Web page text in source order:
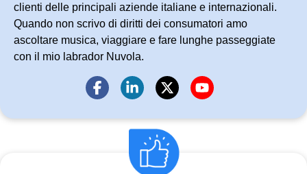
clienti delle principali aziende italiane e internazionali.
Quando non scrivo di diritti dei consumatori amo
ascoltare musica, viaggiare e fare lunghe passeggiate
con il mio labrador Nuvola.